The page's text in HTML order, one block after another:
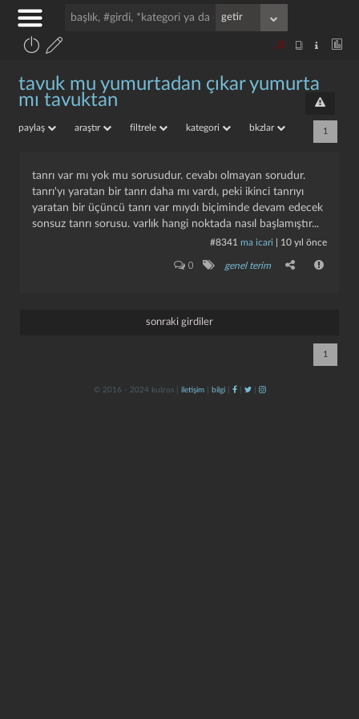
tavuk mu yumurtadan çıkar yumurta
mı tavuktan
paylaş araştır filtrele kategori bkzlar 1
tanrı var mı yok mu sorusudur. cevabı olmayan sorudur.
tanrı'yı yaratan bir tanrı daha mı vardı, peki ikinci tanrıyı
yaratan bir üçüncü tanrı var mıydı biçiminde devam edecek
sonsuz tanrı sorusu. varlık hangi noktada nasıl başlamıştır...
#8341 ma icari 10 yıl önce
0 genel terim
sonraki girdiler
1
© 2016 - 2024 kulzos | iletişim| bilgi| | |